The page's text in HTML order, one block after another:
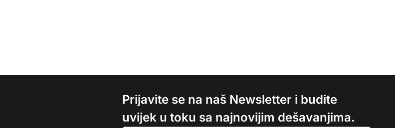
Prijavite se na naš Newsletter i budite
uvijek u toku sa najnovijim dešavanjima.